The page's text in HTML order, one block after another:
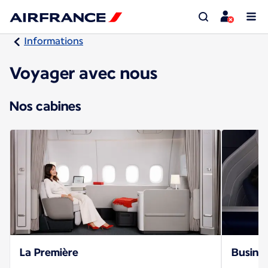
Informations
Voyager avec nous
Nos cabines
La Première